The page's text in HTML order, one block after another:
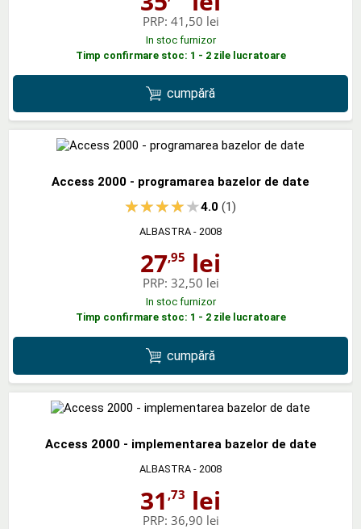
PRP: 41,50 lei
In stoc furnizor
Timp confirmare stoc: 1 - 2 zile lucratoare
cumpără
Access 2000 - programarea bazelor de date
4.0(1)
ALBASTRA - 2008
27,95 lei
PRP: 32,50 lei
In stoc furnizor
Timp confirmare stoc: 1 - 2 zile lucratoare
cumpără
Access 2000 - implementarea bazelor de date
ALBASTRA - 2008
31 ,73 lei
PRP: 36,90 lei